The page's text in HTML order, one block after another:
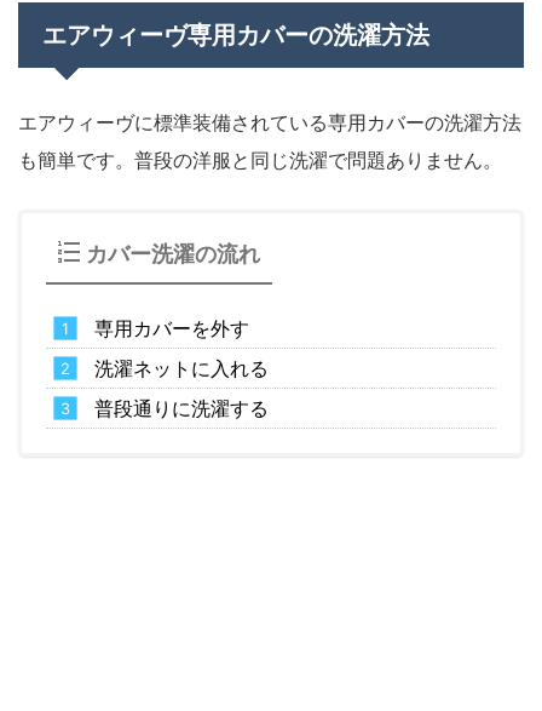
エアウィーヴ専用カバーの洗濯方法
エアウィーヴに標準装備されている専用カバーの洗濯方法
も簡単です。普段の洋服と同じ洗濯で問題ありません。
カバー洗濯の流れ
専用カバーを外す
洗濯ネットに入れる
普段通りに洗濯する